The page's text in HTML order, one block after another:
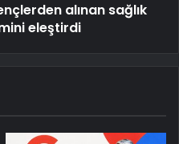
alınan sağlık
eleştirdi